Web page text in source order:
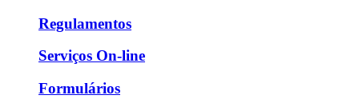
Regulamentos
Serviços On-line
Formulários